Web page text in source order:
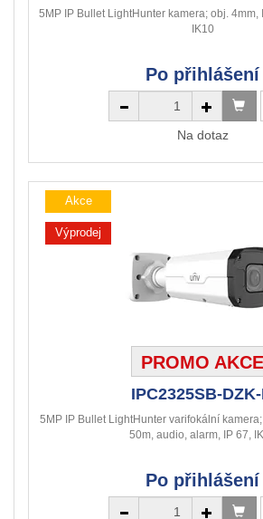
5MP IP Bullet LightHunter kamera; obj. 4mm,
IK10
Po přihlášení
Na dotaz
Akce
Výprodej
PROMO AKCE
IPC2325SB-
5MP IP Bullet LightHunter varifokální
50m, audio, alarm, IP 67,
Po přihlášení